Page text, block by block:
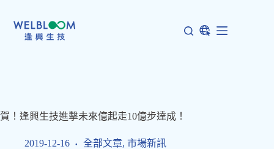
賀！逢興生技進擊未來億起走10億步達成！
2019-12-16 全部文章, 市場新訊